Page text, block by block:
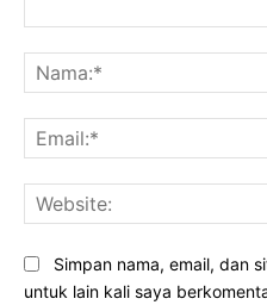
Simpan nama, email, dan
untuk lain kali saya